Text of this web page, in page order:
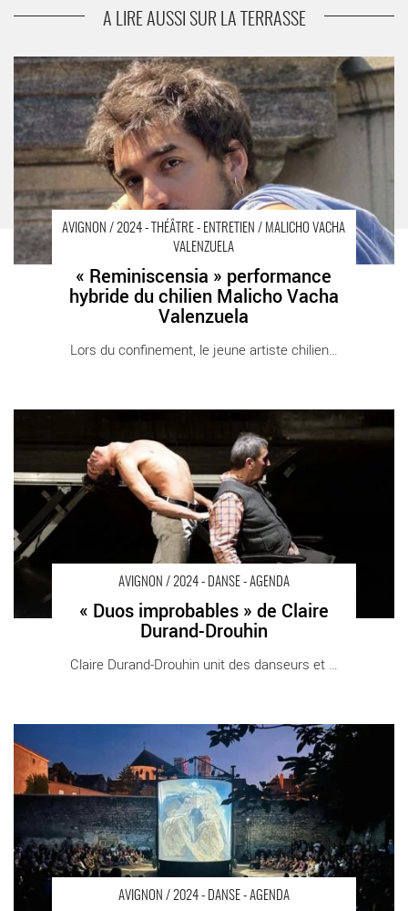
du chorégraphe Sylvain Riéjou
A LIRE AUSSI SUR LA TERRASSE
AVIGNON / 2024 - THÉÂTRE - ENTRETIEN / MALICHO VACHA
VALENZUELA
« Reminiscensia » performance
hybride du chilien Malicho Vacha
Valenzuela
Lors du confinement, le jeune artiste chilien [...]
« Reminiscensia » performance hybride du chilien Malicho
Vacha Valenzuela - Critique sortie Avignon / 2024 Avignon
Festival d'Avignon. Gymnase du lycée Mistral.
AVIGNON / 2024 - DANSE - AGENDA
« Duos improbables » de Claire
Durand-Drouhin
Claire Durand-Drouhin unit des danseurs et [...]
« Duos improbables » de Claire Durand-Drouhin - Critique sortie
Avignon / 2024 Avignon Avignon Off. La Manufacture – Château
AVIGNON / 2024 - DANSE - AGENDA
« Lévitation » de Jean-Camille Goimard - Critique sortie Avignon
/ 2024 Avignon Avignon Off. Villeneuve en scène